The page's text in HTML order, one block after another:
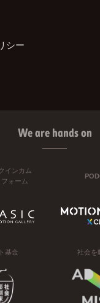
シー
We are hands on
インカム
ォーム
基金 社会を